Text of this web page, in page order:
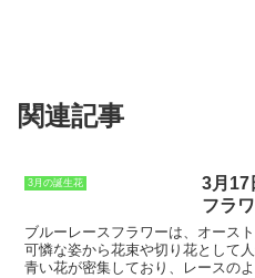
関連記事
3月の誕生花
3月17
フラ
ブルーレースフラワーは、オース
可憐な姿から花束や切り花として
青い花が密集しており、レースの